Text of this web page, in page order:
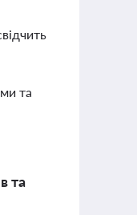
та
та